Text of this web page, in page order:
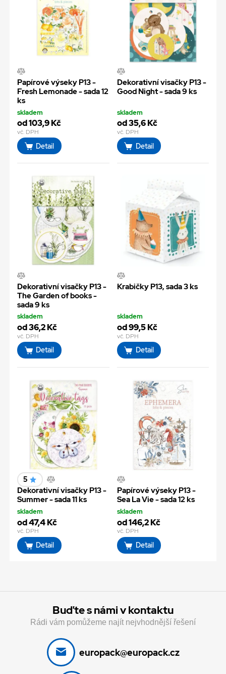
Papírové výseky P13 -
Fresh Lemonade - sada 12
ks
skladem
od 103,9 Kč
vč. DPH
Detail
Dekorativní visačky P13 -
Good Night - sada 9 ks
skladem
od 35,6 Kč
vč. DPH
Detail
Dekorativní visačky P13 -
The Garden of books -
sada 9 ks
skladem
od 36,2 Kč
vč. DPH
Detail
Krabičky P13, sada 3 ks
skladem
od 99,5 Kč
vč. DPH
Detail
5
Dekorativní visačky P13 -
Summer - sada 11 ks
skladem
od 47,4 Kč
vč. DPH
Detail
Papírové výseky P13 -
Sea La Vie - sada 12 ks
skladem
od 146,2 Kč
vč. DPH
Detail
Buďte s námi v kontaktu
Rádi vám pomůžeme najít nejvhodnější řešení
europack@europack.cz